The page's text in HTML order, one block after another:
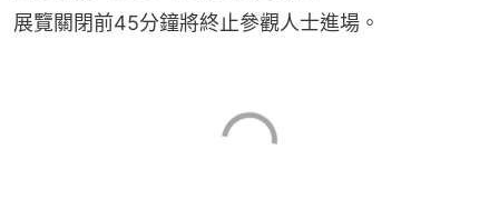
展覽關閉前45分鐘將終止參觀人士進場。